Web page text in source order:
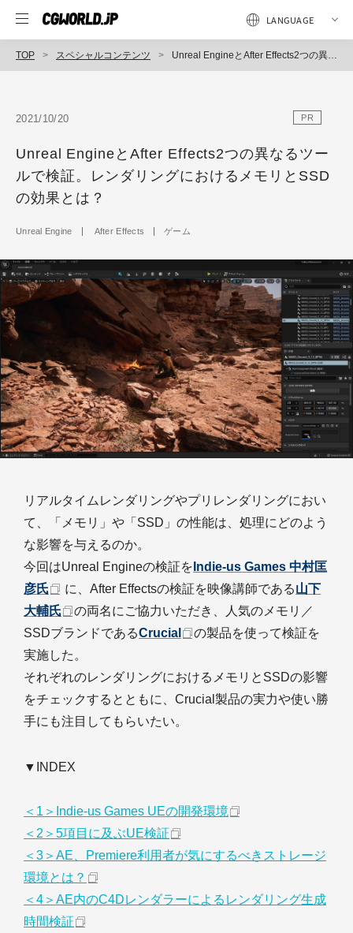
TOP スペシャルコンテンツ Unreal EngineとAfter Effects2つの異なるツールで検証。レンダリングにおけるメモリとSSDの効果とは？
2021/10/20 PR
Unreal EngineとAfter Effects2つの異なるツー
ルで検証。レンダリングにおけるメモリとSSD
の効果とは？
Unreal Engine After Effects ゲーム
リアルタイムレンダリングやプリレンダリングにおい
て、「メモリ」や「SSD」の性能は、処理にどのよう
な影響を与えるのか。
今回はUnreal Engineの検証を Indie-us Games 中村匡
彦氏
に、After Effectsの検証を映像講師である山下
大輔氏
の両名にご協力いただき、人気のメモリ／
SSDブランドであるCrucial
の製品を使って検証を
実施した。
それぞれのレンダリングにおけるメモリとSSDの影響
をチェックするとともに、Crucial製品の実力や使い勝
手にも注目してもらいたい。
▼INDEX
＜1＞Indie-us Games UEの開発環境
＜2＞5項目に及ぶUE検証
＜3＞AE、Premiere利用者が気にするべきストレージ
環境とは？
＜4＞AE内のC4Dレンダラーによるレンダリング生成
時間検証